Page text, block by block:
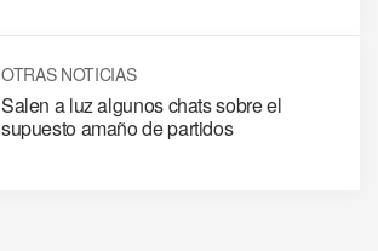
OTRAS NOTICIAS
Salen a luz algunos chats sobre el
supuesto amaño de partidos